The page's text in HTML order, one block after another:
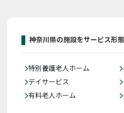
神奈川県の施設をサービス形
特別養護老人ホーム
デイサービス
有料老人ホーム